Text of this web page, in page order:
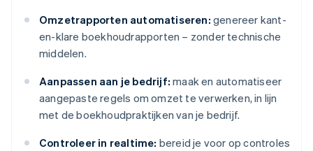
Omzetrapporten automatiseren: genereer kant-
en-klare boekhoudrapporten – zonder technische
middelen.
Aanpassen aan je bedrijf: maak en automatiseer
aangepaste regels om omzet te verwerken, in lijn
met de boekhoudpraktijken van je bedrijf.
Controleer in realtime: bereid je voor op controles